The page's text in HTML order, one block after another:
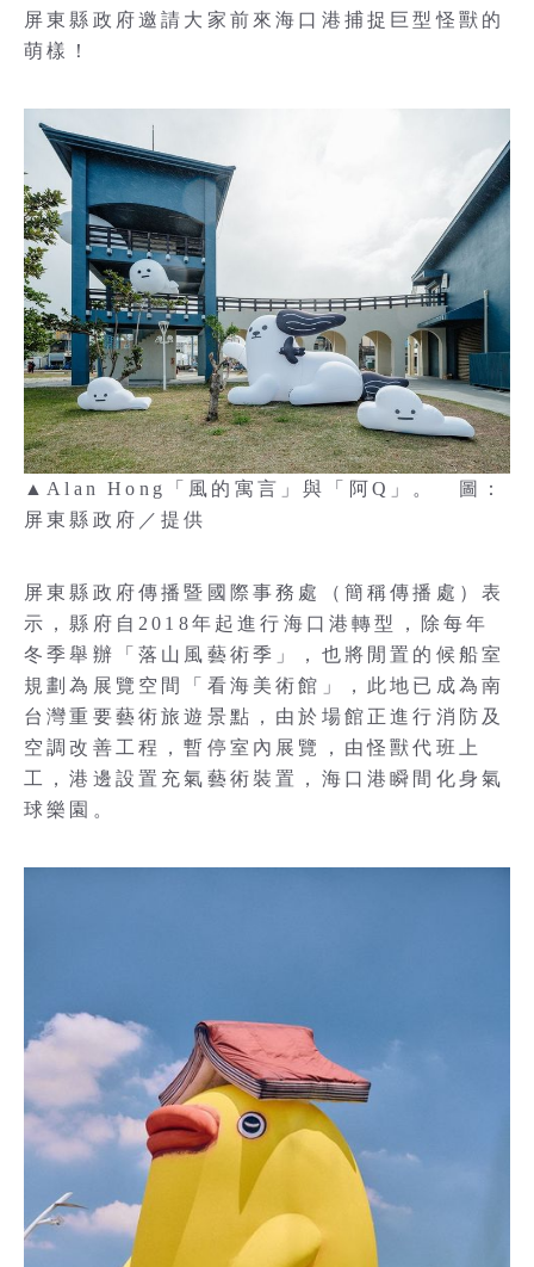
屏東縣政府邀請大家前來海口港捕捉巨型怪獸的
萌樣！
▲Alan Hong「風的寓言」與「阿Q」。 圖：
屏東縣政府／提供
屏東縣政府傳播暨國際事務處（簡稱傳播處）表
示，縣府自2018年起進行海口港轉型，除每年
冬季舉辦「落山風藝術季」，也將閒置的候船室
規劃為展覽空間「看海美術館」，此地已成為南
台灣重要藝術旅遊景點，由於場館正進行消防及
空調改善工程，暫停室內展覽，由怪獸代班上
工，港邊設置充氣藝術裝置，海口港瞬間化身氣
球樂園。